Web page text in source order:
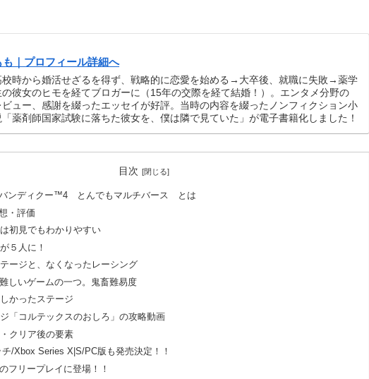
も｜プロフィール詳細へ
校時から婚活せざるを得ず、戦略的に恋愛を始める→大卒後、就職に失敗→薬学
の彼女のヒモを経てブロガーに（15年の交際を経て結婚！）。エンタメ分野の
ビュー、感謝を綴ったエッセイが好評。当時の内容を綴ったノンフィクション小
「薬剤師国家試験に落ちた彼女を、僕は隣で見ていた」が電子書籍化しました！
目次
バンディクー™4 とんでもマルチバース とは
・評価
初見でもわかりやすい
５人に！
ージと、なくなったレーシング
しいゲームの一つ。鬼畜難易度
かったステージ
「コルテックスのおしろ」の攻略動画
クリア後の要素
/Xbox Series X|S/PC版も発売決定！！
フリープレイに登場！！